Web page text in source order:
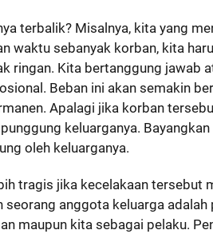
terbalik? Misalnya, kita yang
waktu sebanyak korban, kita
ringan. Kita bertanggung jawab
Beban ini akan semakin
Apalagi jika korban
keluarganya.
oleh keluarganya.
tragis jika kecelakaan tersebut
seorang anggota keluarga
maupun kita sebagai pelaku.